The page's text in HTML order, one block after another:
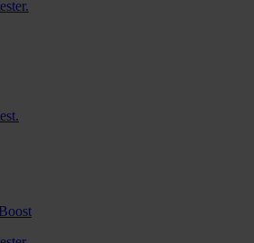
inn gjennom din bruk av